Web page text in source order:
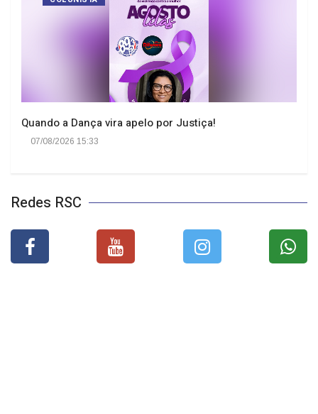
Quando a Dança vira apelo por Justiça!
07/08/2026 15:33
Redes RSC